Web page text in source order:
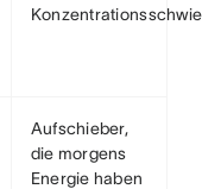
Aufschieber,
die morgens
Energie haben